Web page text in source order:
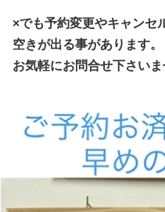
×でも予約変更やキャンセ
空きが出る事があります。
お気軽にお問合せ下さいま